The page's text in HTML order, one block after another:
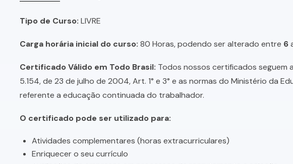
Tipo de Curso: LIVRE
Carga horária inicial do curso: 80 Horas, podendo ser alterado entre 6
Certificado Válido em Todo Brasil: Todos nossos certificados seguem
5.154, de 23 de julho de 2004, Art. 1° e 3° e as normas do Ministério da
referente a educação continuada do trabalhador.
O certificado pode ser utilizado para:
Atividades complementares (horas extracurriculares)
Enriquecer o seu currículo